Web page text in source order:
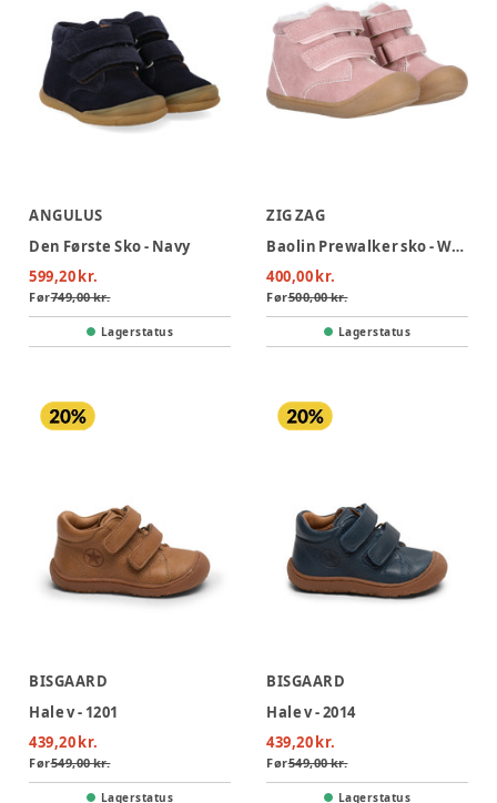
ANGULUS
Den Første Sko - Navy
599,20 kr.
Før749,00 kr.
Lagerstatus
ZIG ZAG
Baolin Prewalker sko - Woodrose
400,00 kr.
Før500,00 kr.
Lagerstatus
BISGAARD
Hale v - 1201
439,20 kr.
Før549,00 kr.
Lagerstatus
BISGAARD
Hale v - 2014
439,20 kr.
Før549,00 kr.
Lagerstatus